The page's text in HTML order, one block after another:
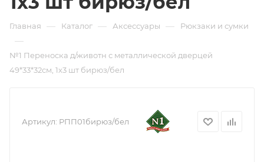
Главная — Каталог — Аксессуары — Рюкзаки и сумки
—
№1 Переноска д/животн с металлической дверцей
49*33*32см, 1х3 шт бирюз/бел
Артикул: РПП01бирюз/бел